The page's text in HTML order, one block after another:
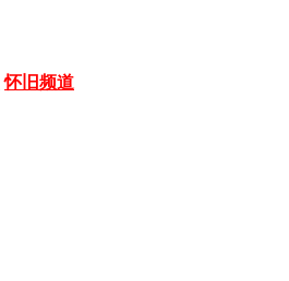
怀旧频道